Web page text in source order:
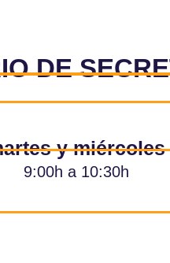
DE
y miércoles
9:00h a 10:30h